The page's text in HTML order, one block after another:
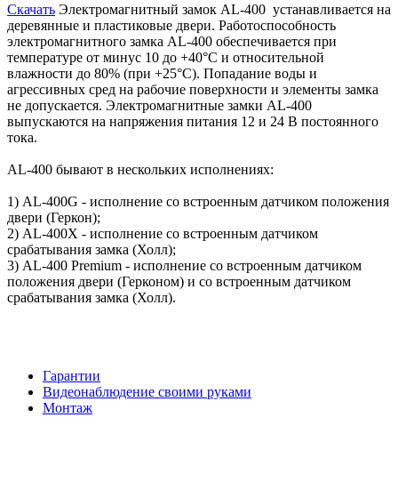
Cкачать Электромагнитный замок AL-400 устанавливается на
деревянные и пластиковые двери. Работоспособность
электромагнитного замка AL-400 обеспечивается при
температуре от минус 10 до +40°С и относительной
влажности до 80% (при +25°С). Попадание воды и
агрессивных сред на рабочие поверхности и элементы замка
не допускается. Электромагнитные замки AL-400
выпускаются на напряжения питания 12 и 24 В постоянного
тока.
AL-400 бывают в нескольких исполнениях:
1) AL-400G - исполнение со встроенным датчиком положения
двери (Геркон);
2) AL-400X - исполнение со встроенным датчиком
срабатывания замка (Холл);
3) AL-400 Premium - исполнение со встроенным датчиком
положения двери (Герконом) и со встроенным датчиком
срабатывания замка (Холл).
Гарантии
Видеонаблюдение своими руками
Монтаж